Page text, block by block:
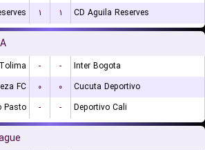
۱ ۱ CD Aguila Reserves
- -
Inter Bogota
FC
۰ ۰
Cucuta Deportivo
Pasto
- - Deportivo Cali